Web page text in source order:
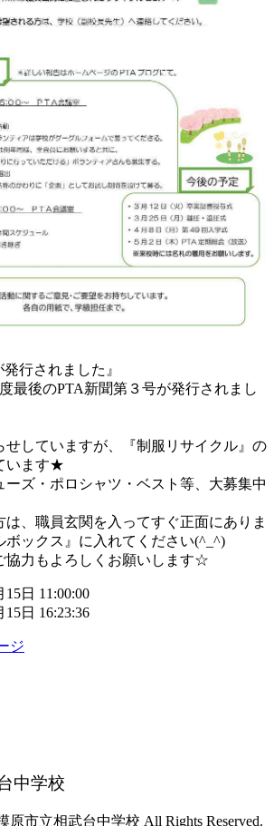
行されました』
最後のPTA新聞第３号が発行されまし
せしていますが、『制服リサイクル』の
います★
ーズ・ポロシャツ・ベスト等、大募集中
は、職員玄関を入ってすぐ正面にありま
ボックス』に入れてください(^_^)
協力もよろしくお願いします☆
日 11:00:00
日 16:23:36
ジ
中学校
原市立相武台中学校 All Rights Reserved.